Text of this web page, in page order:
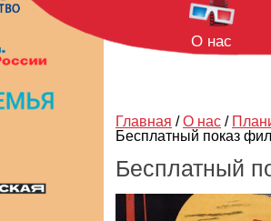
О нас
Главная / О нас /
Бесплатный показ
Бесплатный